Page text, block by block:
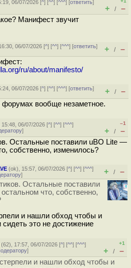
06/07/2026 [^] [^^] [^^^] [ответить]
+ / –
Манифест звучит
06/07/2026 [^] [^^] [^^^] [ответить]
+ / –
ru/about/manifesto/
06/07/2026 [^] [^^] [^^^] [ответить]
+ / –
форумах вообще незаметное.
15:48, 06/07/2026 [^] [^^] [^^^]
]
–1
+ / –
Остальные поставили uBO Lite —
собственно, изменилось?
(ok), 15:57, 06/07/2026 [^] [^^] [^^^]
] + / –
Остальные поставили
что, собственно,
и нашли обход чтобы и
это не достижение
(62), 17:57, 06/07/2026 [^] [^^] [^^^]
]
+1
+ / –
и нашли обход чтобы и